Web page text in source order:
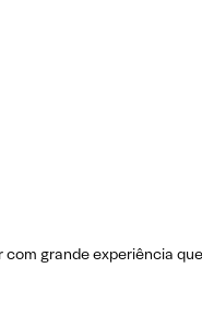
grande experiência